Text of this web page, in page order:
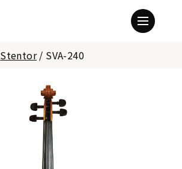
Stentor/ SVA-240